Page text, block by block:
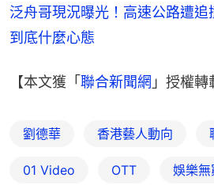
泛舟哥現況曝光！高速公路遭追
到底什麼心態
【本文獲「 聯合新聞網 」授權轉
劉德華 香港藝人動向
01 Video OTT 娛樂無